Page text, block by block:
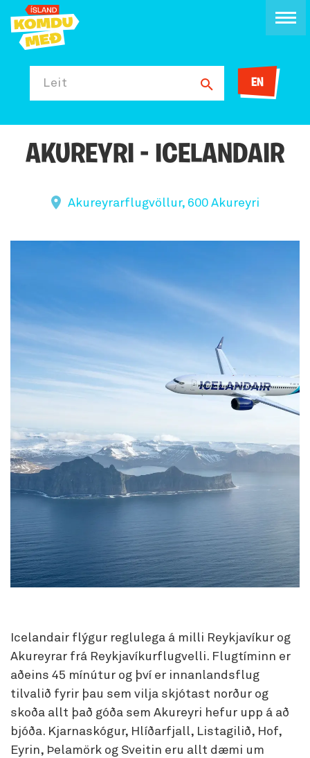
Leit EN
AKUREYRI - ICELANDAIR
Akureyrarflugvöllur, 600 Akureyri
Icelandair flýgur reglulega á milli Reykjavíkur og
Akureyrar frá Reykjavíkurflugvelli. Flugtíminn er
aðeins 45 mínútur og því er innanlandsflug
tilvalið fyrir þau sem vilja skjótast norður og
skoða allt það góða sem Akureyri hefur upp á að
bjóða. Kjarnaskógur, Hlíðarfjall, Listagilið, Hof,
Eyrin, Þelamörk og Sveitin eru allt dæmi um